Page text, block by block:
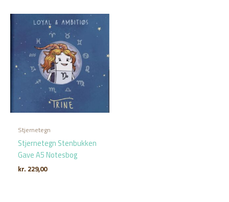
Stjernetegn
Stjernetegn Stenbukken
Gave A5 Notesbog
kr. 229,00